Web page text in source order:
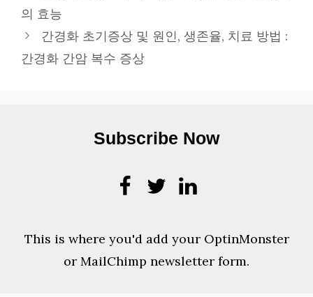
리
의 효능
간경화 초기증상 및 원인, 생존율, 치료 방법 :
간경화 간암 복수 증상
Subscribe Now
This is where you'd add your OptinMonster
or MailChimp newsletter form.